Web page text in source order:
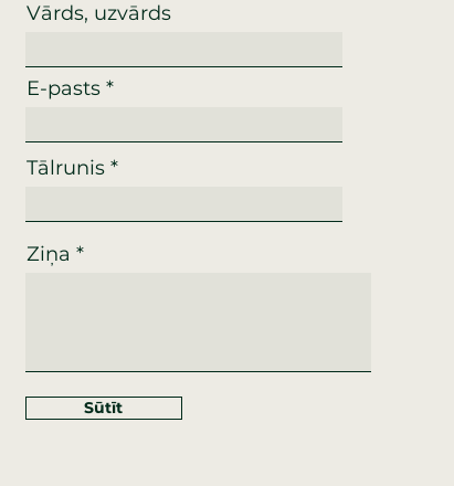
Vārds, uzvārds
E-pasts
Tālrunis
Ziņa
Sūtīt